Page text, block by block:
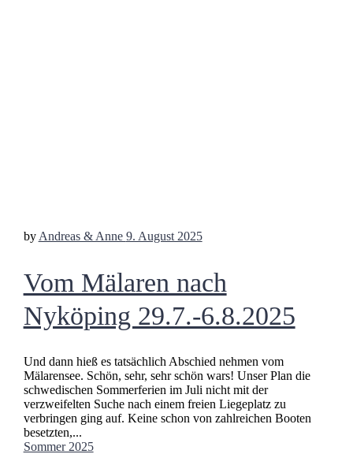
by Andreas & Anne 9. August 2025
Vom Mälaren nach
Nyköping 29.7.-6.8.2025
Und dann hieß es tatsächlich Abschied nehmen vom
Mälarensee. Schön, sehr, sehr schön wars! Unser Plan die
schwedischen Sommerferien im Juli nicht mit der
verzweifelten Suche nach einem freien Liegeplatz zu
verbringen ging auf. Keine schon von zahlreichen Booten
besetzten,...
Sommer 2025